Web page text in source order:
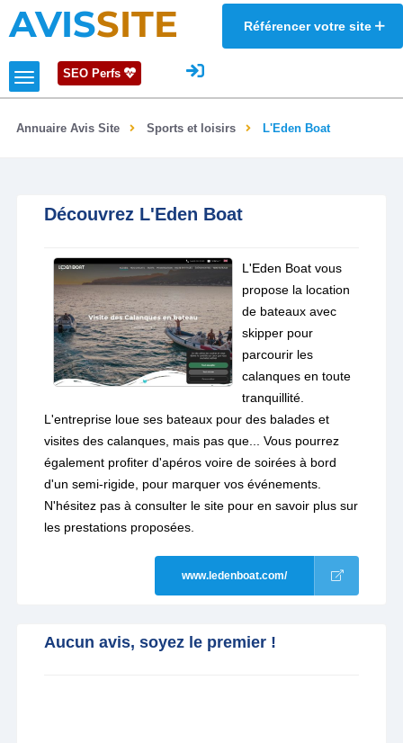
AVISSITE Référencer votre site
SEO Perfs
Annuaire Avis Site Sports et loisirs L'Eden Boat
Découvrez L'Eden Boat
L'Eden Boat vous
propose la location
de bateaux avec
skipper pour
parcourir les
calanques en toute
tranquillité.
L'entreprise loue ses bateaux pour des balades et
visites des calanques, mais pas que... Vous pourrez
également profiter d'apéros voire de soirées à bord
d'un semi-rigide, pour marquer vos événements.
N'hésitez pas à consulter le site pour en savoir plus sur
les prestations proposées.
www.ledenboat.com/
Aucun avis, soyez le premier !